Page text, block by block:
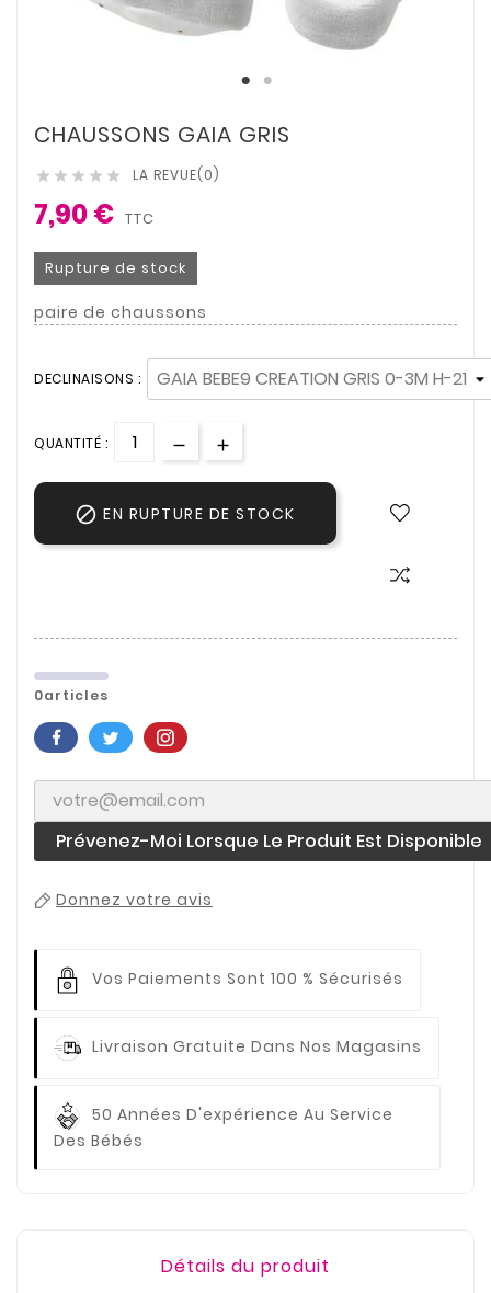
CHAUSSONS GAIA GRIS
     LA REVUE(0)
7,90 € TTC
Rupture de stock
paire de chaussons
DECLINAISONS :
QUANTITÉ :
 EN RUPTURE DE STOCK
0articles
Prévenez-Moi Lorsque Le Produit Est Disponible
Donnez votre avis
Vos Paiements Sont 100 % Sécurisés
Livraison Gratuite Dans Nos Magasins
50 Années D'expérience Au Service
Des Bébés
Détails du produit